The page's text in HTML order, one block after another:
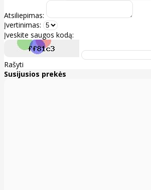
Atsiliepimas:
Įvertinimas:
Įveskite saugos kodą:
Rašyti
Susijusios prekės